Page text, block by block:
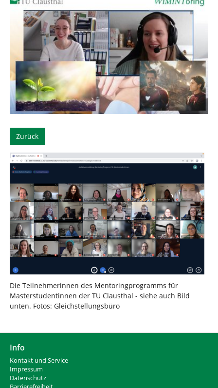
Zurück
Die Teilnehmerinnen des Mentoringprogramms für
Masterstudentinnen der TU Clausthal - siehe auch Bild
unten. Fotos: Gleichstellungsbüro
Info
Kontakt und Service
Impressum
Datenschutz